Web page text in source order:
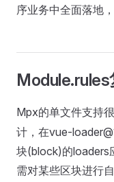
序业务中全面落地
Module.rules
Mpx的单文件支持
计，在vue-
块(block)的loaders
需对某些区块进行